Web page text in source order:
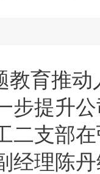
教育推
步提升
二支部
经理陈